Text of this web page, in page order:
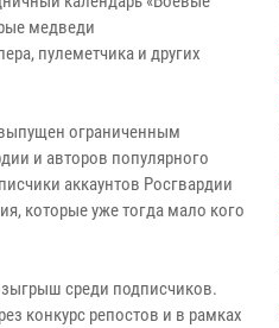
медведи
пулеметчика и других
ограниченным
и авторов популярного
аккаунтов Росгвардии
которые уже тогда мало кого
среди подписчиков.
конкурс репостов и в рамках